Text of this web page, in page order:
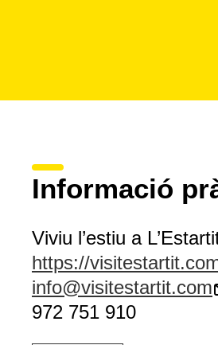
Informació
Viviu l’estiu a
https://
info@visitestartit.com
972 751 910